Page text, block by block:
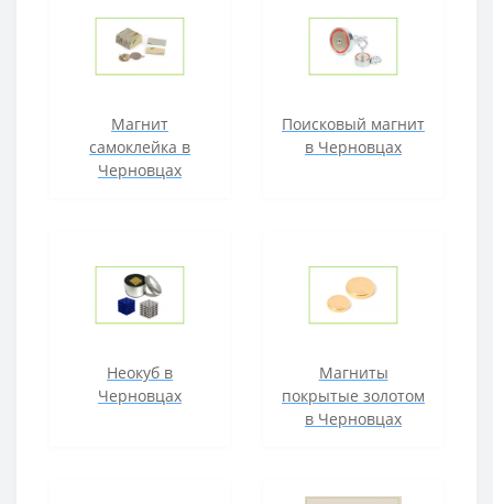
Магнит
самоклейка в
Черновцах
Поисковый магнит
в Черновцах
Неокуб в
Черновцах
Магниты
покрытые золотом
в Черновцах